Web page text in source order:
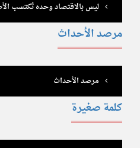
ليس بالاقتصاد وحده تُكتسب
مرصد الأحداث
مرصد الأحداث
كلمة صغيرة